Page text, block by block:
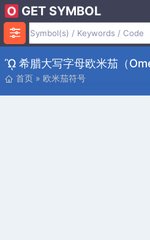
GET SYMBOL
ὪΙ 希腊大写字母欧米茄（
首页 » 欧米茄符号